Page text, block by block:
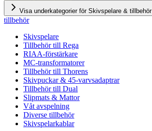
Visa underkategorier för Skivspelare & tillbehör
tillbehör
Skivspelare
Tillbehör till Rega
RIAA-förstärkare
MC-transformatorer
Tillbehör till Thorens
Skivpuckar & 45-varvsadaptrar
Tillbehör till Dual
Slipmats & Mattor
Våt avspelning
Diverse tillbehör
Skivspelarkablar